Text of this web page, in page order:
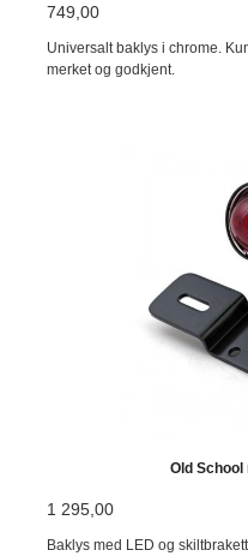
749,00
Universalt baklys i chrome.
merket og godkjent.
Old School
1 295,00
Baklys med LED og